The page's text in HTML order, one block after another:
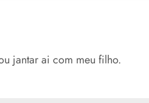
jantar ai com meu filho.